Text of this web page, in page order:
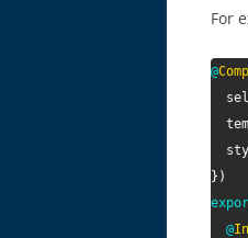
For
@
} )
@